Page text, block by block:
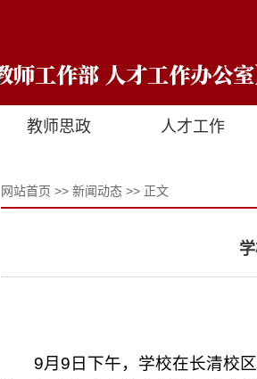
教师思政 人才工作
网站首页 >> 新闻动态 >> 正文
9月9日下午，学校在长清校